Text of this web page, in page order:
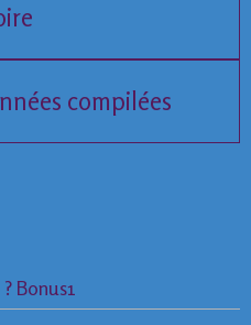
compilées
Bonus1